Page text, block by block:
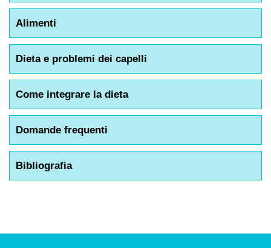
Alimenti
Dieta e problemi dei capelli
Come integrare la dieta
Domande frequenti
Bibliografia